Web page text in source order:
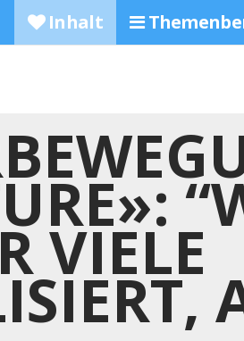
Inhalt
VIELE